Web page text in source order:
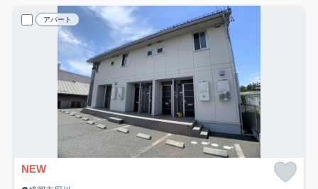
アパート
NEW